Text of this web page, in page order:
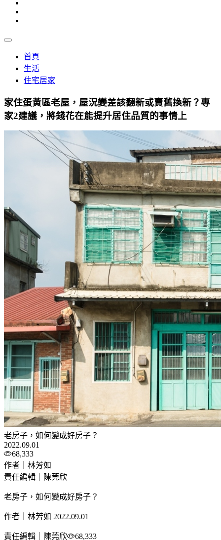
首頁
生活
住宅居家
家住蛋黃區老屋，屋況變差該翻新或賣舊換新？專
家2建議，將錢花在能提升居住品質的事情上
老房子，如何變成好房子？
2022.09.01
68,333
作者｜林芳如
責任編輯｜陳莞欣
老房子，如何變成好房子？
作者｜林芳如 2022.09.01
責任編輯｜陳莞欣 68,333